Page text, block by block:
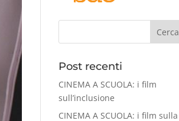
Cerca
Post recenti
CINEMA A SCUOLA: i film
sull’inclusione
CINEMA A SCUOLA: i film sulla